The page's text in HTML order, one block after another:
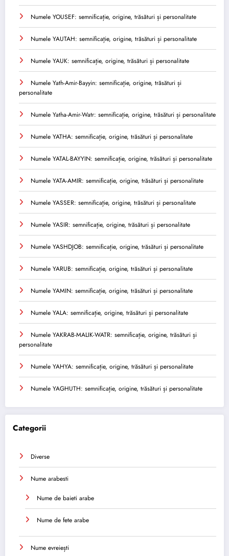
Numele YOUSEF: semnificație, origine, trăsături și personalitate
Numele YAUTAH: semnificație, origine, trăsături și personalitate
Numele YAUK: semnificație, origine, trăsături și personalitate
Numele Yath-Amir-Bayyin: semnificație, origine, trăsături și
personalitate
Numele Yatha-Amir-Watr: semnificație, origine, trăsături și personalitate
Numele YATHA: semnificație, origine, trăsături și personalitate
Numele YATAL-BAYYIN: semnificație, origine, trăsături și personalitate
Numele YATA-AMIR: semnificație, origine, trăsături și personalitate
Numele YASSER: semnificație, origine, trăsături și personalitate
Numele YASIR: semnificație, origine, trăsături și personalitate
Numele YASHDJOB: semnificație, origine, trăsături și personalitate
Numele YARUB: semnificație, origine, trăsături și personalitate
Numele YAMIN: semnificație, origine, trăsături și personalitate
Numele YALA: semnificație, origine, trăsături și personalitate
Numele YAKRAB-MALIK-WATR: semnificație, origine, trăsături și
personalitate
Numele YAHYA: semnificație, origine, trăsături și personalitate
Numele YAGHUTH: semnificație, origine, trăsături și personalitate
Categorii
Diverse
Nume arabesti
Nume de baieti arabe
Nume de fete arabe
Nume evreiești